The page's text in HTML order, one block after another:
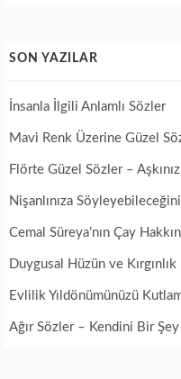
SON YAZILAR
İnsanla İlgili Anlamlı Sözler
Mavi Renk Üzerine Güzel
Flörte Güzel Sözler –
Nişanlınıza
Cemal Süreya’nın Çay
Duygusal Hüzün ve
Evlilik Yıldönümünüzü
Ağır Sözler – Kendini Bir Şey